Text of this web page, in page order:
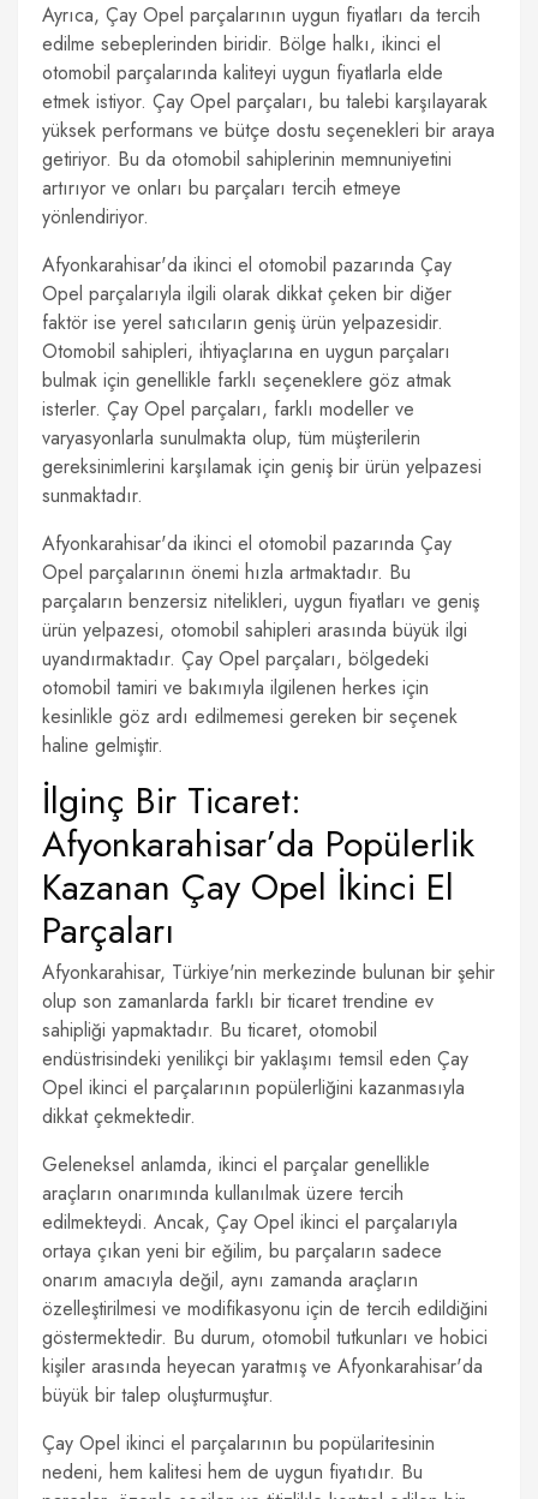
Ayrıca, Çay Opel parçalarının uygun fiyatları da tercih
edilme sebeplerinden biridir. Bölge halkı, ikinci el
otomobil parçalarında kaliteyi uygun fiyatlarla elde
etmek istiyor. Çay Opel parçaları, bu talebi karşılayarak
yüksek performans ve bütçe dostu seçenekleri bir araya
getiriyor. Bu da otomobil sahiplerinin memnuniyetini
artırıyor ve onları bu parçaları tercih etmeye
yönlendiriyor.
Afyonkarahisar'da ikinci el otomobil pazarında Çay
Opel parçalarıyla ilgili olarak dikkat çeken bir diğer
faktör ise yerel satıcıların geniş ürün yelpazesidir.
Otomobil sahipleri, ihtiyaçlarına en uygun parçaları
bulmak için genellikle farklı seçeneklere göz atmak
isterler. Çay Opel parçaları, farklı modeller ve
varyasyonlarla sunulmakta olup, tüm müşterilerin
gereksinimlerini karşılamak için geniş bir ürün yelpazesi
sunmaktadır.
Afyonkarahisar'da ikinci el otomobil pazarında Çay
Opel parçalarının önemi hızla artmaktadır. Bu
parçaların benzersiz nitelikleri, uygun fiyatları ve geniş
ürün yelpazesi, otomobil sahipleri arasında büyük ilgi
uyandırmaktadır. Çay Opel parçaları, bölgedeki
otomobil tamiri ve bakımıyla ilgilenen herkes için
kesinlikle göz ardı edilmemesi gereken bir seçenek
haline gelmiştir.
İlginç Bir Ticaret:
Afyonkarahisar’da Popülerlik
Kazanan Çay Opel İkinci El
Parçaları
Afyonkarahisar, Türkiye'nin merkezinde bulunan bir şehir
olup son zamanlarda farklı bir ticaret trendine ev
sahipliği yapmaktadır. Bu ticaret, otomobil
endüstrisindeki yenilikçi bir yaklaşımı temsil eden Çay
Opel ikinci el parçalarının popülerliğini kazanmasıyla
dikkat çekmektedir.
Geleneksel anlamda, ikinci el parçalar genellikle
araçların onarımında kullanılmak üzere tercih
edilmekteydi. Ancak, Çay Opel ikinci el parçalarıyla
ortaya çıkan yeni bir eğilim, bu parçaların sadece
onarım amacıyla değil, aynı zamanda araçların
özelleştirilmesi ve modifikasyonu için de tercih edildiğini
göstermektedir. Bu durum, otomobil tutkunları ve hobici
kişiler arasında heyecan yaratmış ve Afyonkarahisar'da
büyük bir talep oluşturmuştur.
Çay Opel ikinci el parçalarının bu popülaritesinin
nedeni, hem kalitesi hem de uygun fiyatıdır. Bu